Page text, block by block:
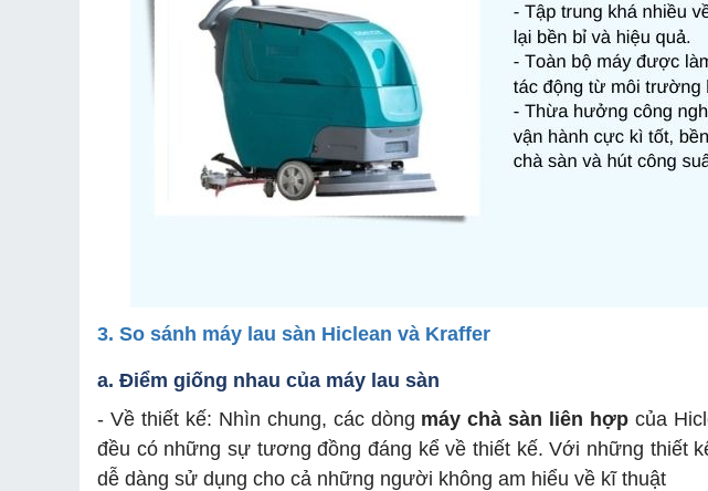
3. So sánh máy lau sàn Hiclean và Kraffer
a. Điểm giống nhau của máy lau sàn
- Về thiết kế: Nhìn chung, các dòng máy chà sàn liên hợp của
đều có những sự tương đồng đáng kể về thiết kế. Với những thiết
dễ dàng sử dụng cho cả những người không am hiểu về kĩ thuật